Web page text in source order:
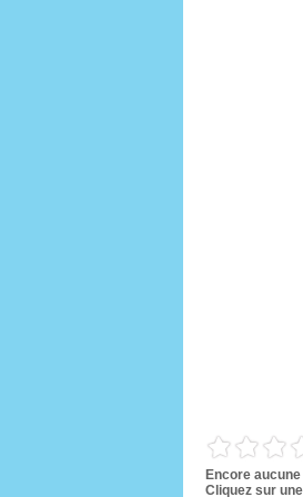
Encore
Cliquez sur